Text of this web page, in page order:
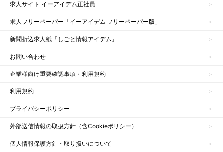
求人サイト イーアイデム正社員
求人フリーペーパー「イーアイデム フリーペーパー版」
新聞折込求人紙「しごと情報アイデム」
お問い合わせ
企業様向け重要確認事項・利用規約
利用規約
プライバシーポリシー
外部送信情報の取扱方針（含Cookieポリシー）
個人情報保護方針・取り扱いについて